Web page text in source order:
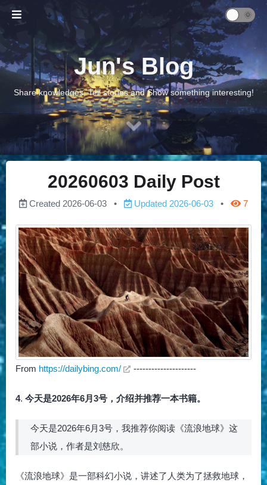
Jun's Blog
Share knowledges, Tell stories and Show something interesting!
20260603 Daily Post
Created 2026-06-03 Updated 2026-06-03 7
From https://dailybing.com/ ---------------------
4. 今天是2026年6月3号，介绍并推荐一本书籍。
今天是2026年6月3号，我推荐你阅读《流浪地球》这
部小说，作者是刘慈欣。
《流浪地球》是一部科幻小说，讲述了人类为了拯救地球，